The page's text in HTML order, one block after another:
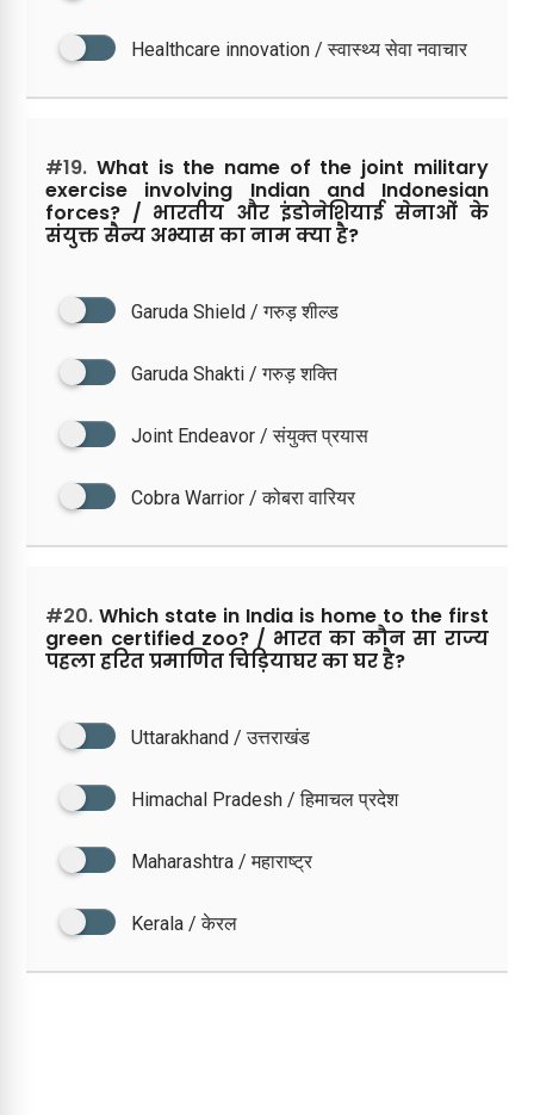
Healthcare innovation / स्वास्थ्य सेवा नवाचार
#19. What is the name of the joint military
exercise involving Indian and Indonesian
forces? / भारतीय और इंडोनेशियाई सेनाओं के
संयुक्त सैन्य अभ्यास का नाम क्या है?
Garuda Shield / गरुड़ शील्ड
Garuda Shakti / गरुड़ शक्ति
Joint Endeavor / संयुक्त प्रयास
Cobra Warrior / कोबरा वारियर
#20. Which state in India is home to the first
green certified zoo? / भारत का कौन सा राज्य
पहला हरित प्रमाणित चिड़ियाघर का घर है?
Uttarakhand / उत्तराखंड
Himachal Pradesh / हिमाचल प्रदेश
Maharashtra / महाराष्ट्र
Kerala / केरल